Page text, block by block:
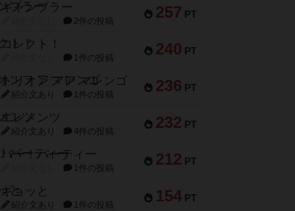
257 PT
ギャンブラー
2件の投稿
240 PT
コレクト！
1件の投稿
236 PT
トリオンフ ア マレンゴ
紹介文あり 1件の投稿
232 PT
エレメンツ
紹介文あり 4件の投稿
212 PT
バー！パーティー
1件の投稿
154 PT
ギョッと
紹介文あり 1件の投稿